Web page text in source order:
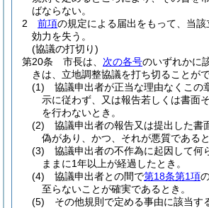
ばならない。
2
前項の規定による届出をもって、当
効力を失う。
(協議の打切り)
第20条
市長は、 次の各号のいずれかに
きは、立地調整協議を打ち切ることがで
(1)
協議申出者が正当な理由なくこの
示に従わず、又は報告若しくは書面
を行わないとき。
(2)
協議申出者の報告又は提出した書
偽があり、かつ、それが悪質であると
(3)
協議申出者の不作為に起因して何
ままに1年以上が経過したとき。
(4)
協議申出者との間で第18条第1項
至らないことが確実であるとき。
(5)
その他規則で定める事由に該当す